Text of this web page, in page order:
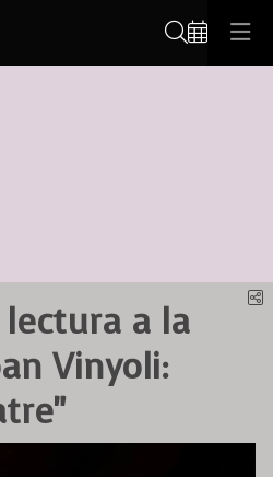
a la
Vinyoli: